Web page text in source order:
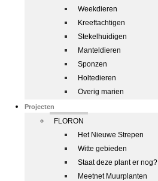
Weekdieren
Kreeftachtigen
Stekelhuidigen
Manteldieren
Sponzen
Holtedieren
Overig marien
Projecten
FLORON
Het Nieuwe Strepen
Witte gebieden
Staat deze plant er nog?
Meetnet Muurplanten